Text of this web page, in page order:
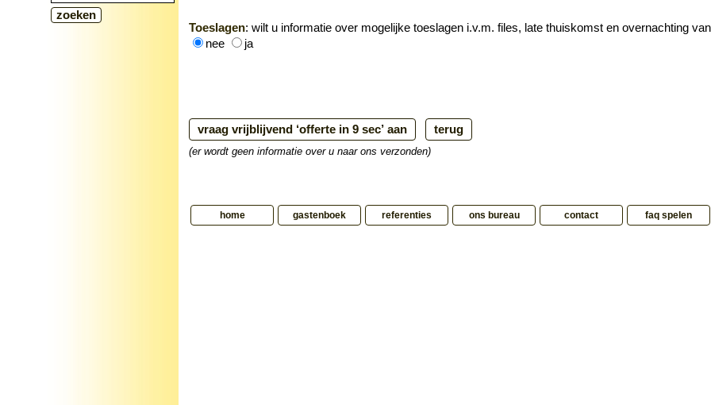
Toeslagen: wilt u informatie over mogelijke toeslagen i.v.m. files, late thuiskomst en overnachting
nee
ja
(er wordt geen informatie over u naar ons verzonden)
home gastenboek referenties ons bureau contact faq spelen